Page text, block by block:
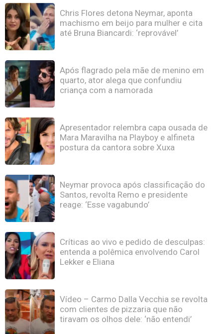
Chris Flores detona Neymar, aponta
machismo em beijo para mulher e cita
até Bruna Biancardi: ‘reprovável’
Após flagrado pela mãe de menino em
quarto, ator alega que confundiu
criança com a namorada
Apresentador relembra capa ousada de
Mara Maravilha na Playboy e alfineta
postura da cantora sobre Xuxa
Neymar provoca após classificação do
Santos, revolta Remo e presidente
reage: ‘Esse vagabundo’
Críticas ao vivo e pedido de desculpas:
entenda a polêmica envolvendo Carol
Lekker e Eliana
Vídeo – Carmo Dalla Vecchia se revolta
com clientes de pizzaria que não
tiravam os olhos dele: ‘não entendi’